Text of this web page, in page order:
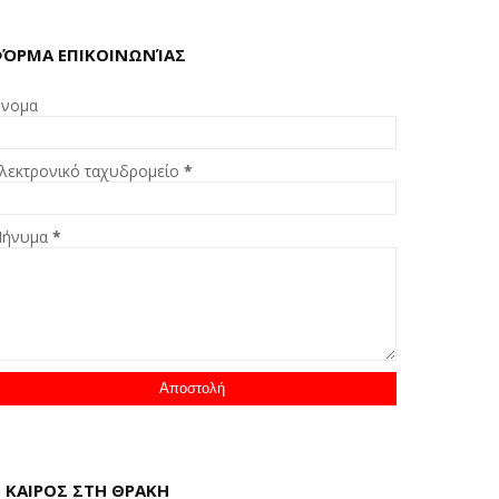
ΕΠΙΚΟΙΝΩΝΊΑΣ
ταχυδρομείο*
*
ΚΑΙΡΟΣ ΣΤΗ ΘΡΑΚΗ